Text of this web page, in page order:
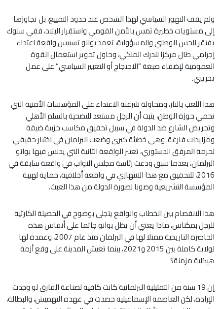
ولم يقف التهور السياسي لهذا الشخص عند حدود التمييع، بل تجاوزها
إلى مستويات خطيرة تمس بالأمن القومي واستقرار البلاد، ففي سلوك
يفتقر للحس الوطني والمسؤولية، تعمد بوانو تسييس واقعة اعتداء
إجرامي طال مركزا للدرك الملكي، وحاول تحوير استعمال القوة
العمومية لإضفاء صبغة “الاحتجاج أو التعبير السياسي” على عمل
تخريبي.
هذا اللعب بالنار، ومحاولة شرعنة الاعتداء على المؤسسات الأمنية التي
تحمي حوزة الوطن، يثبت أن الرجل مستعد للتضحية بالسلم الأهلي
وتحريض الشارع ضد الدولة في سبيل تحقيق مكاسب حزبية ضيقة
ومزايدات فارغة. وهي خطيئة كبرى وضعت البرلمان في اختبار حقيقي
لحرمة المرفق الدستوري، تعتبر الواقعة الثانية التي يدنس فيها بوانو
البرلمان، بعدما سبق ودعت رئاسة مجلس النواب في واقعة سابقة في
2016، للتحقيق مع هذا الانتهازي في واقعة أخلاقية، حماية لهيبة
المؤسسة التشريعية وصونا لصورة الدولة من هذا العبث.
هذا الانفصام بين الخطاب والواقع يتجلى بوضوح في الحصيلة الكارثية
للرجل بمكناس، ماذا يعني أن يظل بوانو جاثما على أنفاس هذه
الحاضرة التاريخية ممثلا لها في البرلمان منذ عام 2007، وعمدة لها
لولاية كاملة بين 2015 و2021، بينما تعيش المدينة على وقع أزمة
هيكلية مزمنة؟
إن 19 سنة من التمثيلية البرلمانية كانت كافية لصناعة الفارق لو وجدت
الإرادة، لكن العاصمة الإسماعيلية حصدت في عهده التهميش، والبطالة،